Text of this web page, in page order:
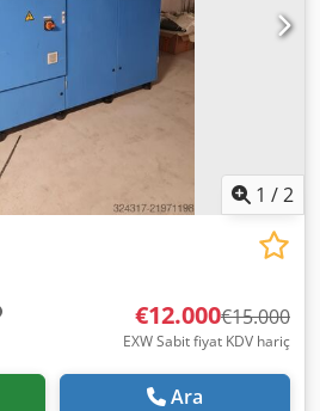
1 /2
€12.000€15.000
EXW Sabit fiyat KDV hariç
Ara